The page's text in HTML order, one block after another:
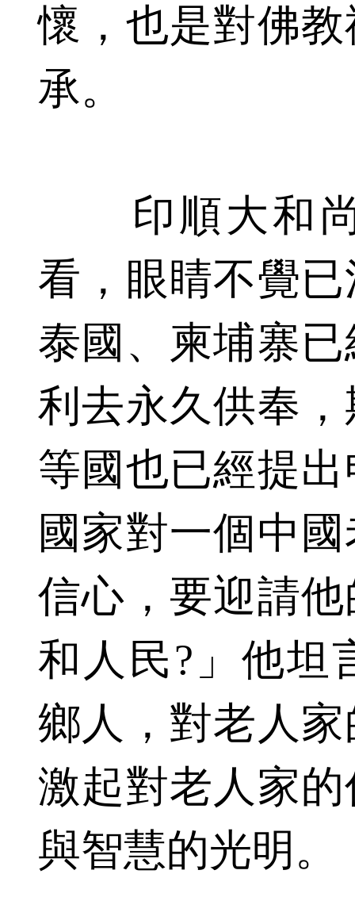
懷，也是對佛
承。
印順大和尚
看，眼睛不覺
泰國、柬埔寨
利去永久供奉
等國也已經提
國家對一個中
信心，要迎請
和人民?」他坦
鄉人，對老人
激起對老人家
與智慧的光明。